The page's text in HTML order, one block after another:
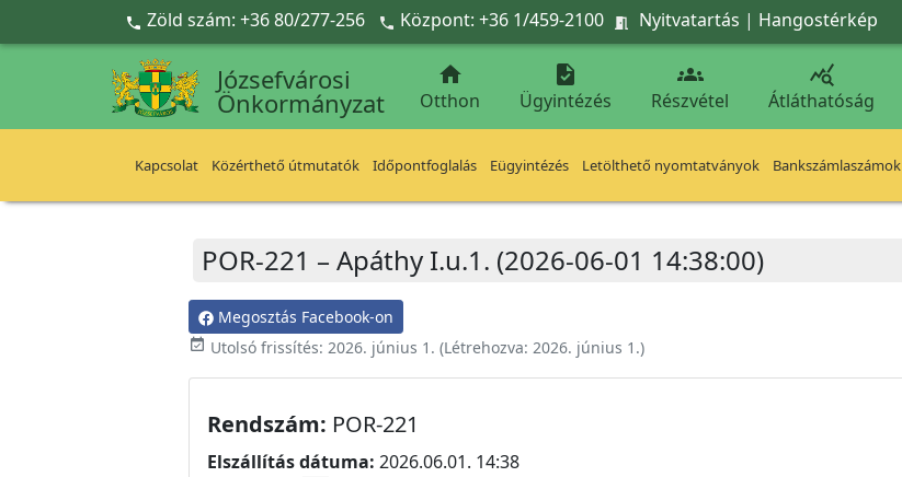
Ugrás a fő tartalomra
 Zöld szám: +36 80/277-256  Központ: +36 1/459-2100  Nyitvatartás | Hangostérkép
Józsefvárosi
Önkormányzat

Otthon

Ügyintézés

Részvétel

Átláthatóság
Kapcsolat Közérthető útmutatók Időpontfoglalás Eügyintézés Letölthető nyomtatványok Bankszámlaszámok
POR-221 – Apáthy I.u.1. (2026-06-01 14:38:00)
Megosztás Facebook-on
event_available Utolsó frissítés: 2026. június 1. (Létrehozva: 2026. június 1.)
Rendszám: POR-221
Elszállítás dátuma: 2026.06.01. 14:38